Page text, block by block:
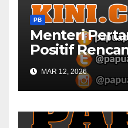
PB
Menteri
Positif
Sawah dan
Barat
MAR 12, 2026